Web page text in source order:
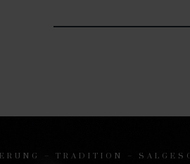
– TRADITION –